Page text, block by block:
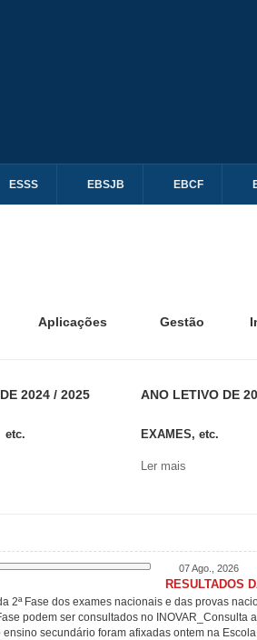
ESSS EBSJB EBCF
Aplicações Gestão
2024 / 2025
etc.
ANO LETIVO DE
EXAMES, etc.
Ler mais
07 Ago., 2026
RESULTADOS
2ª Fase dos exames nacionais e das provas
podem ser consultados no INOVAR_Consulta
ensino secundário foram afixadas ontem na